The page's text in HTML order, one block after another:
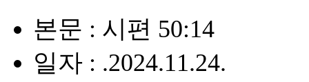
본문 : 시편 50:14
일자 : .2024.11.24.